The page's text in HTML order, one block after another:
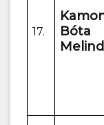
17.
Bóta